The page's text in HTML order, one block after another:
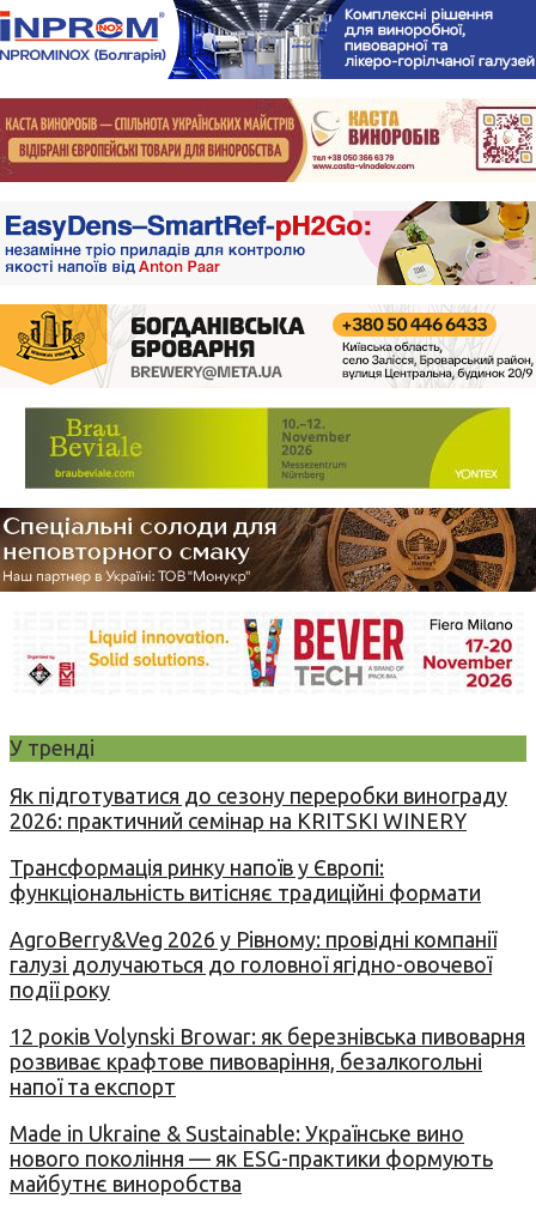
У тренді
Як підготуватися до сезону переробки винограду
2026: практичний семінар на KRITSKI WINERY
Трансформація ринку напоїв у Європі:
функціональність витісняє традиційні формати
AgroBerry&Veg 2026 у Рівному: провідні компанії
галузі долучаються до головної ягідно-овочевої
події року
12 років Volynski Browar: як березнівська пивоварня
розвиває крафтове пивоваріння, безалкогольні
напої та експорт
Made in Ukraine & Sustainable: Українське вино
нового покоління — як ESG-практики формують
майбутнє виноробства